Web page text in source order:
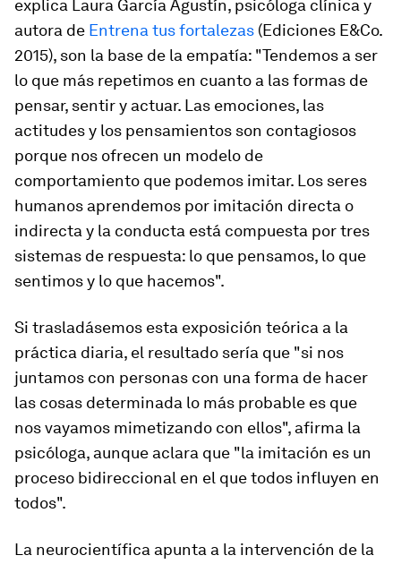
explica Laura García Agustín, psicóloga clínica y
autora de Entrena tus fortalezas (Ediciones E&Co.
2015), son la base de la empatía: "Tendemos a ser
lo que más repetimos en cuanto a las formas de
pensar, sentir y actuar. Las emociones, las
actitudes y los pensamientos son contagiosos
porque nos ofrecen un modelo de
comportamiento que podemos imitar. Los seres
humanos aprendemos por imitación directa o
indirecta y la conducta está compuesta por tres
sistemas de respuesta: lo que pensamos, lo que
sentimos y lo que hacemos".
Si trasladásemos esta exposición teórica a la
práctica diaria, el resultado sería que "si nos
juntamos con personas con una forma de hacer
las cosas determinada lo más probable es que
nos vayamos mimetizando con ellos", afirma la
psicóloga, aunque aclara que "la imitación es un
proceso bidireccional en el que todos influyen en
todos".
La neurocientífica apunta a la intervención de la